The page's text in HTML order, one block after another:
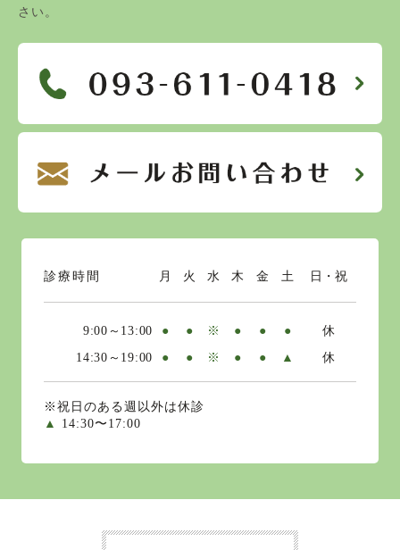
さい。
診療時間 月 火 水 木 金 土 日・祝
9:00～13:00 ● ● ※ ● ● ●
休
14:30～19:00
● ● ※ ● ● ▲ 休
※祝日のある週以外は休診
▲
14:30〜17:00